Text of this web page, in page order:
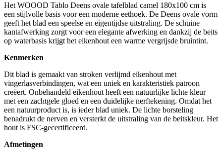
Het WOOOD Tablo Deens ovale tafelblad camel 180x100 cm is
een stijlvolle basis voor een moderne eethoek. De Deens ovale vorm
geeft het blad een speelse en eigentijdse uitstraling. De schuine
kantafwerking zorgt voor een elegante afwerking en dankzij de beits
op waterbasis krijgt het eikenhout een warme vergrijsde bruintint.
Kenmerken
Dit blad is gemaakt van stroken verlijmd eikenhout met
vingerlasverbindingen, wat een uniek en karakteristiek patroon
creëert. Onbehandeld eikenhout heeft een natuurlijke lichte kleur
met een zachtgele gloed en een duidelijke nerftekening. Omdat het
een natuurproduct is, is ieder blad uniek. De lichte borsteling
benadrukt de nerven en versterkt de uitstraling van de beitskleur. Het
hout is FSC-gecertificeerd.
Afmetingen